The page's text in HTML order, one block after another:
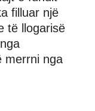
filluar një
të llogarisë
merrni nga